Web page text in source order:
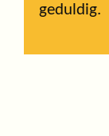
geduldig.